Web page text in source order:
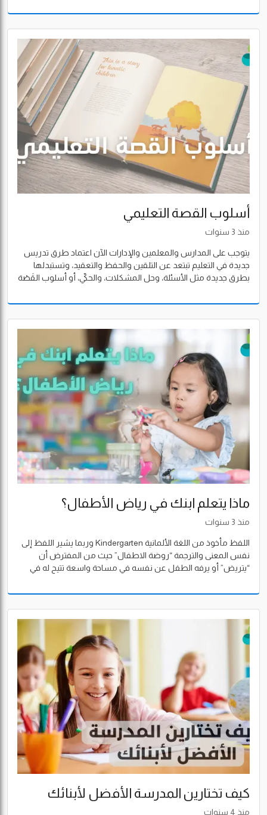
المعلومة للطفل بشكل سلس وعصري وبسيط.
أسلوب القصة التعليمي
منذ 3 سنوات
يتوجب على المدارس والمعلمين والإدارات الآن اعتماد طرق تدريس
جديدة في التعليم تبتعد عن التلقين والحفظ والتعقيد، وتستبدلها
بطرق جديدة مثل الأسئلة، وحل المشكلات، والحكيّ، أو أسلوب القَصْة
ماذا يتعلم ابنك في رياض الأطفال؟
منذ 3 سنوات
اللفظ مأخوذ من اللغة الألمانية Kindergarten وربما يشير اللفظ إلى
نفس المعنى والترجمة “روضة الاطفال” حيث من المفترض أن
“يتريض” أو يرفه الطفل عن نفسه في مساحة واسعة تتيح له في
العالم الألماني فريدريك فروبل- مخترع المصطلح- فلسفته من أجل
كيف تختارين المدرسة الأفضل لأبنائك
منذ 4 سنوات